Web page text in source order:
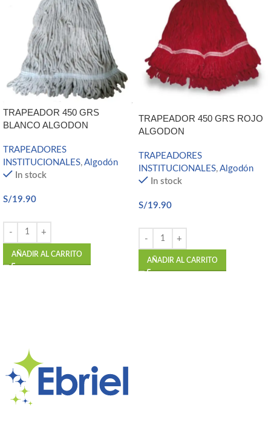
TRAPEADOR 450 GRS
BLANCO ALGODON
TRAPEADORES
INSTITUCIONALES, Algodón
In stock
S/19.90
AÑADIR AL CARRITO
TRAPEADOR 450 GRS ROJO
ALGODON
TRAPEADORES
INSTITUCIONALES, Algodón
In stock
S/19.90
AÑADIR AL CARRITO